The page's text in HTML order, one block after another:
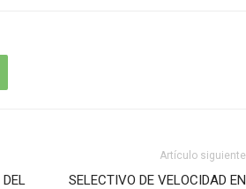
Artículo siguiente
SELECTIVO DE VELOCIDAD EN